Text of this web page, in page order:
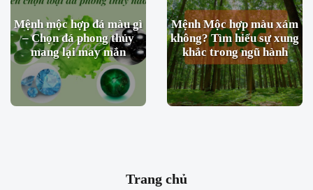
Mệnh mộc hợp đá màu gì
– Chọn đá phong thủy
mang lại may mắn
Mệnh Mộc hợp màu xám
không? Tìm hiểu sự xung
khắc trong ngũ hành
Trang chủ